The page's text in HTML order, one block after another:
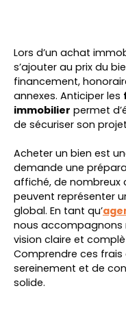
Lors d’un achat
s’ajouter au prix du
financement,
annexes. Anticiper les
immobilier permet
de sécuriser son
Acheter un bien est
demande une
affiché, de nombreux
peuvent représenter
global. En tant qu’
nous accompagnons
vision claire et
Comprendre ces
sereinement et de
solide.